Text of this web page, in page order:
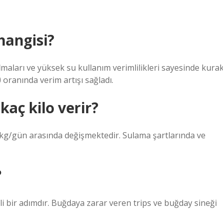
ve yüksek su kullanım verimlilikleri sayesinde
verim artışı sağladı.
kilo verir?
gün arasında değişmektedir. Sulama şartlarında ve
adımdır. Buğdaya zarar veren trips ve buğday sineği